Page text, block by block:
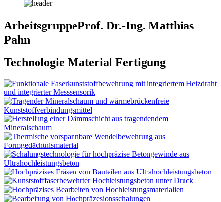
ArbeitsgruppeㅤㅤㅤㅤㅤProf. Dr.-Ing. Matthias
Pahn
Technologie Material Fertigung